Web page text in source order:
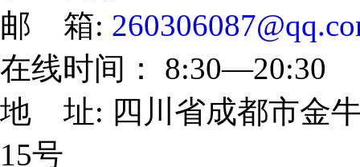
邮 箱:
在线时间： 8:30—20:30
地 址: 四川省成都市金
15号